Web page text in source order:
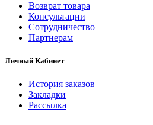
Возврат товара
Консультации
Сотрудничество
Партнерам
Личный Кабинет
История заказов
Закладки
Рассылка